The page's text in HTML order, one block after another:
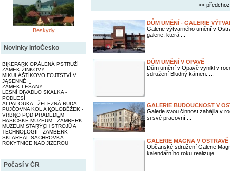
Beskydy
Novinky InfoČesko
BIKEPARK OPÁLENÁ PSTRUŽÍ
ZÁMEK ŽINKOVY
MIKULÁŠTÍKOVO FOJTSTVÍ V
JASENNÉ
ZÁMEK LEŠANY
LESNÍ DIVADLO SKALKA -
PODLESÍ
ALPALOUKA - ŽELEZNÁ RUDA
PŮJČOVNA KOL A KOLOBĚŽEK -
VRBNO POD PRADĚDEM
HASIČSKÉ MUZEUM - ŽAMBERK
MUZEUM STARÝCH STROJŮ A
TECHNOLOGIÍ - ŽAMBERK
SKI AREÁL SACHROVKA -
ROKYTNICE NAD JIZEROU
Počasí v ČR
<<
DŮM UMĚNÍ - GALERIE
Galerie výtvarného umění v
galerie, která ...
DŮM UMĚNÍ V OPAVĚ
Dům umění v Opavě vynikl v
sdružení Bludný kámen. ...
GALERIE BUDOUCNOST V
Galerie svou činnost zahájila v
si své pracovní ...
GALERIE MAGNA V OSTRAVĚ
Občanské sdružení Galerie
kalendářního roku realizuje ...